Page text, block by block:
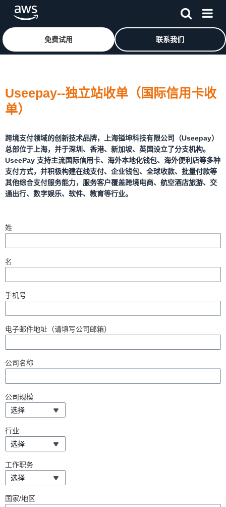
免费试用 联系我们
Useepay--独立站收单（国际信用卡收
单）
跨境支付领域的创新技术品牌，上海镒坤科技有限公司（Useepay）
总部位于上海，并于深圳、香港、新加坡、英国设立了分支机构。
UseePay 支持主流国际信用卡、海外本地化钱包、海外便利店等多种
支付方式，并积极构建在线支付、企业钱包、全球收款、批量付款等
其他综合支付服务能力，服务客户覆盖跨境电商、航空酒店旅游、交
通出行、数字娱乐、软件、教育等行业。
姓
名
手机号
电子邮件地址（请填写公司邮箱）
公司名称
公司规模
选择
行业
选择
工作职务
选择
国家/地区